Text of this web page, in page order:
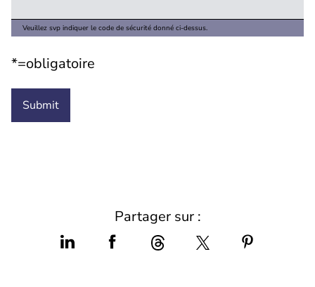
Veuillez svp indiquer le code de sécurité donné ci-dessus.
*=obligatoire
Partager sur :